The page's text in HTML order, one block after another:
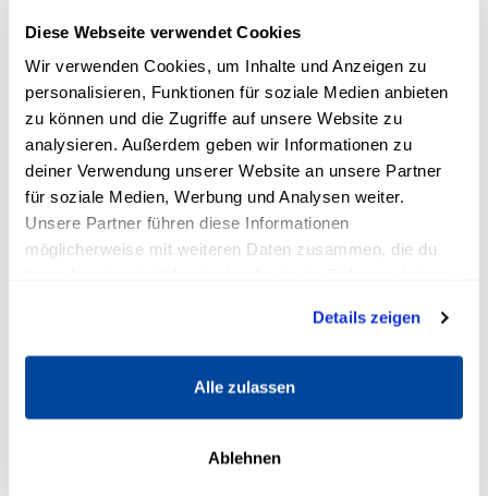
Diese Webseite verwendet Cookies
Wir verwenden Cookies, um Inhalte und Anzeigen zu
personalisieren, Funktionen für soziale Medien anbieten
zu können und die Zugriffe auf unsere Website zu
analysieren. Außerdem geben wir Informationen zu
deiner Verwendung unserer Website an unsere Partner
für soziale Medien, Werbung und Analysen weiter.
Unsere Partner führen diese Informationen
möglicherweise mit weiteren Daten zusammen, die du
Details zeigen
Alle zulassen
Ablehnen
Gedankenkarussell
zu stoppen, noch ehe es
Schritt 5: Verzichte auf Vergleiche
Der Vergleich mit anderen Menschen ist der
Erzfeind des positiven Denkens. Es wird immer
jemanden geben, der dich in irgendeiner
Hinsicht übertrumpft. Werde dir deiner Stärken
persönlichen Ziele zu verwirklichen. Was andere
Wenn du dich vergleichen möchtest, dann
vergleiche dich ausschließlich mit einer